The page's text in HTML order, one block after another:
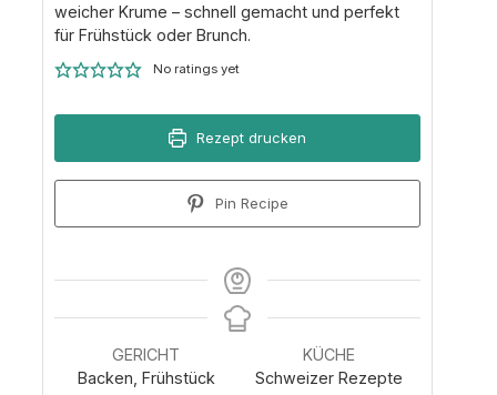
weicher Krume – schnell gemacht und perfekt
für Frühstück oder Brunch.
No ratings yet
Rezept drucken
Pin Recipe
GERICHT
Backen, Frühstück
KÜCHE
Schweizer Rezepte